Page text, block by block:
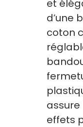
et
d’une
coton
assure
effets